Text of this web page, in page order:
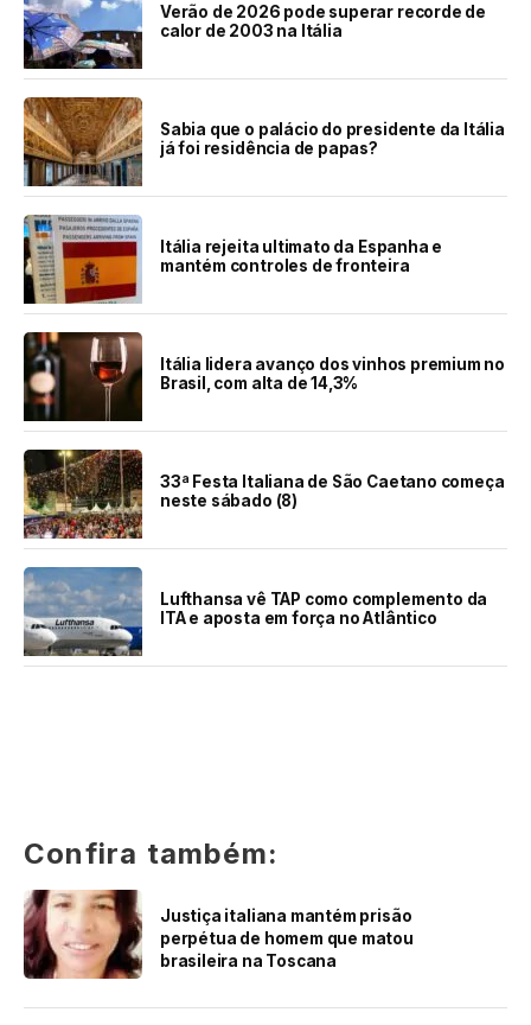
Verão de 2026 pode superar recorde de
calor de 2003 na Itália
Sabia que o palácio do presidente da Itália
já foi residência de papas?
Itália rejeita ultimato da Espanha e
mantém controles de fronteira
Itália lidera avanço dos vinhos premium no
Brasil, com alta de 14,3%
33ª Festa Italiana de São Caetano começa
neste sábado (8)
Lufthansa vê TAP como complemento da
ITA e aposta em força no Atlântico
Confira também:
Justiça italiana mantém prisão
perpétua de homem que matou
brasileira na Toscana